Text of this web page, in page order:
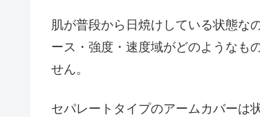
肌が普段から日焼けしている状態な
ース・強度・速度域がどのようなも
せん。
セパレートタイプのアームカバーは